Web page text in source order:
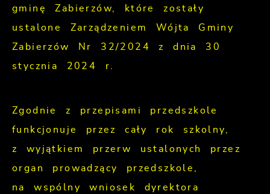
gminę Zabierzów, które zostały
ustalone Zarządzeniem Wójta Gminy
Zabierzów Nr 32/2024 z dnia 30
stycznia 2024 r.
Zgodnie z przepisami przedszkole
funkcjonuje przez cały rok szkolny,
z wyjątkiem przerw ustalonych przez
organ prowadzący przedszkole,
na wspólny wniosek dyrektora